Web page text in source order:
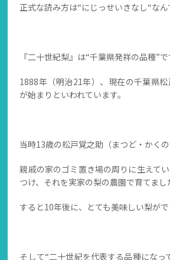
正式な読み方は“にじっせいきなし“なん
『二十世紀梨』は“千葉県発祥の品種”で
1888年（明治21年）、現在の千葉県
が始まりといわれています。
当時13歳の松戸覚之助（まつど・かくの
親戚の家のゴミ置き場の周りに生えて
つけ、それを実家の梨の農園で育てまし
すると10年後に、とても美味しい梨がで
そして“二十世紀を代表する品種になっ